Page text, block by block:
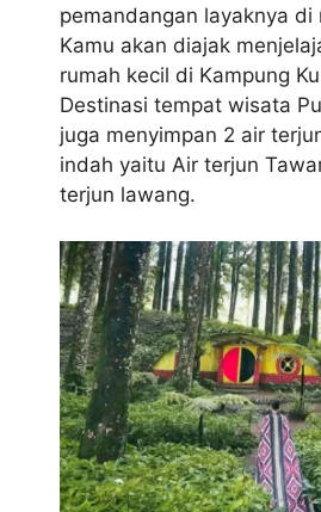
pemandangan layaknya di
Kamu akan diajak
rumah kecil di Kampung
Destinasi tempat wisata
juga menyimpan 2 air
indah yaitu Air terjun
terjun lawang.